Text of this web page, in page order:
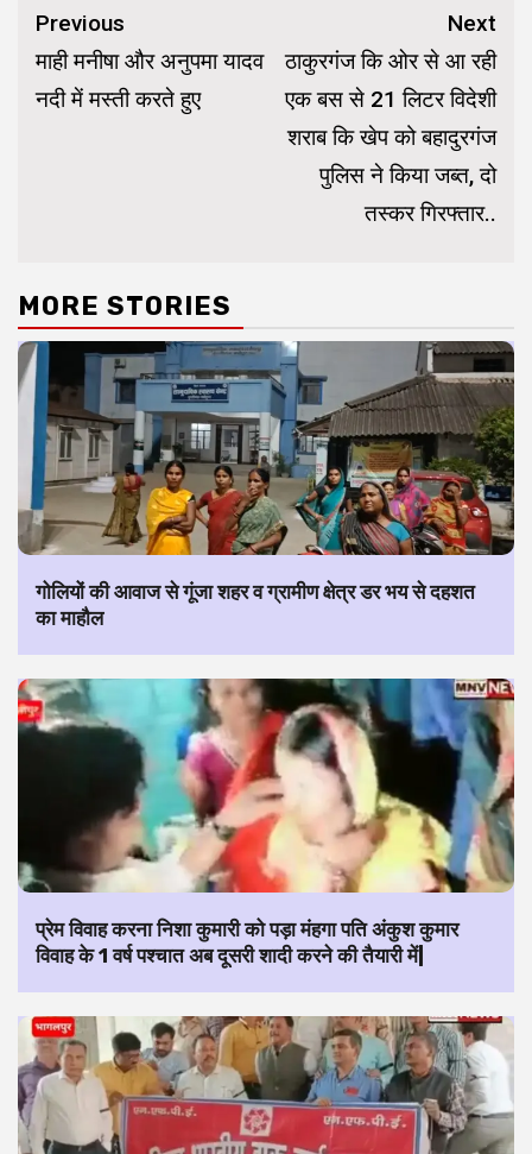
Continue
Reading
Previous
माही मनीषा और अनुपमा यादव
नदी में मस्ती करते हुए
Next
ठाकुरगंज कि ओर से आ रही
एक बस से 21 लिटर विदेशी
शराब कि खेप को बहादुरगंज
पुलिस ने किया जब्त, दो
तस्कर गिरफ्तार..
MORE STORIES
गोलियों की आवाज से गूंजा शहर व ग्रामीण क्षेत्र डर भय से दहशत
का माहौल
प्रेम विवाह करना निशा कुमारी को पड़ा मंहगा पति अंकुश कुमार
विवाह के 1 वर्ष पश्चात अब दूसरी शादी करने की तैयारी में|